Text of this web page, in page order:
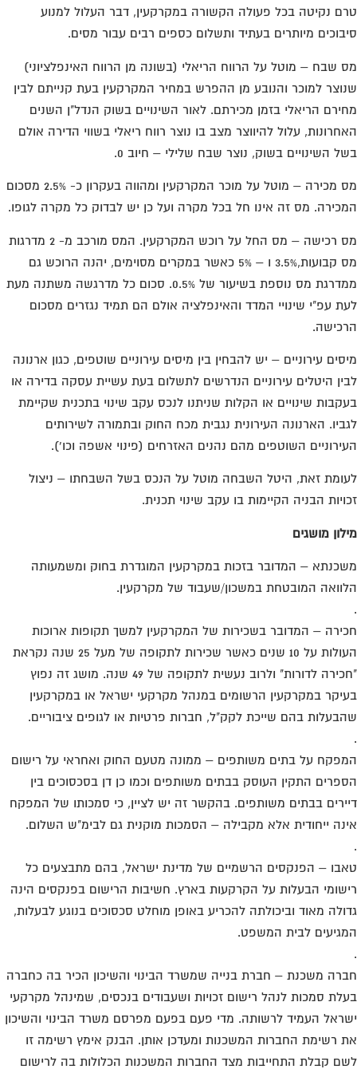
נקיטה בכל פעולה הקשורה במקרקעין, דבר העלול למנוע
מיותרים בעתיד ותשלום כספים רבים עבור מסים.
שבח – מוטל על הרווח הריאלי (בשונה מן הרווח האינפלציוני)
למוכר והנובע מן ההפרש במחיר המקרקעין בעת קנייתם לבין
הריאלי בזמן מכירתם. לאור השינויים בשוק הנדל"ן השנים
עלול להיווצר מצב בו נוצר רווח ריאלי בשווי הדירה אולם
השינויים בשוק, נוצר שבח שלילי – חיוב 0.
מס מכירה – מוטל על מוכר המקרקעין ומהווה בעקרון כ- 2.5% מסכום
מס זה אינו חל בכל מקרה ועל כן יש לבדוק כל מקרה לגופו.
מס רכישה – מס החל על רוכש המקרקעין. המס מורכב מ- 2 מדרגות
מס קבועות,3.5% ו – 5% כאשר במקרים מסוימים, יהנה הרוכש גם
ממדרגת מס נוספת בשיעור של 0.5%. סכום כל מדרגשה משתנה מעת
עפ"י שינויי המדד והאינפלציה אולם הם תמיד נגזרים מסכום
עירוניים – יש להבחין בין מיסים עירוניים שוטפים, כגון ארנונה
היטלים עירוניים הנדרשים לתשלום בעת עשיית עסקה בדירה או
שינויים או הקלות שניתנו לנכס עקב שינוי בתכנית שקיימת
הארנונה העירונית נגבית מכח החוק ובתמורה לשירותים
השוטפים מהם נהנים האזרחים (פינוי אשפה וכו').
זאת, היטל השבחה מוטל על הנכס בשל השבחתו – ניצול
הבניה הקיימות בו עקב שינוי תכנית.
מושגים
– המדובר בזכות במקרקעין המוגדרת בחוק ומשמעותה
המובטחת במשכון/שעבוד של מקרקעין.
– המדובר בשכירות של המקרקעין למשך תקופות ארוכות
העולות על 10 שנים כאשר שכירות לתקופה של מעל 25 שנה נקראת
"חכירה לדורות" ולרוב נעשית לתקופה של 49 שנה. מושג זה נפוץ
במקרקעין הרשומים במנהל מקרקעי ישראל או במקרקעין
בהם שייכת לקק"ל, חברות פרטיות או לגופים ציבוריים.
על בתים משותפים – ממונה מטעם החוק ואחראי על רישום
התקין העוסק בבתים משותפים וכמו כן דן בסכסוכים בין
בבתים משותפים. בהקשר זה יש לציין, כי סמכותו של המפקח
ייחודית אלא מקבילה – הסמכות מוקנית גם לבימ"ש השלום.
– הפנקסים הרשמיים של מדינת ישראל, בהם מתבצעים כל
הבעלות על הקרקעות בארץ. חשיבות הרישום בפנקסים הינה
מאוד וביכולתה להכריע באופן מוחלט סכסוכים בנוגע לבעלות,
לבית המשפט.
משכנת – חברת בנייה שמשרד הבינוי והשיכון הכיר בה כחברה
סמכות לנהל רישום זכויות ושעבודים בנכסים, שמינהל מקרקעי
העמיד לרשותה. מדי פעם בפעם מפרסם משרד הבינוי והשיכון
רשימת החברות המשכנות ומעדכן אותן. הבנק אימץ רשימה זו
קבלת התחייבות מצד החברות המשכנות הכלולות בה לרישום